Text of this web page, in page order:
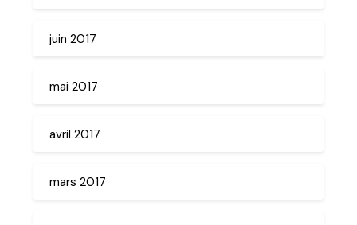
juin 2017
mai 2017
avril 2017
mars 2017